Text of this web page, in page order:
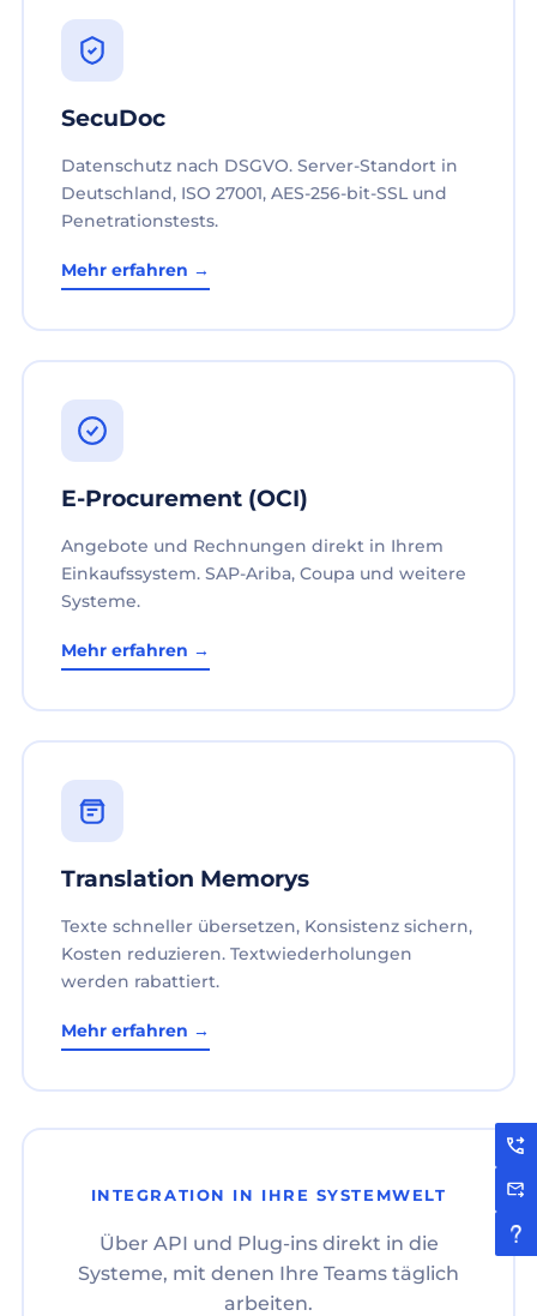
SecuDoc
Datenschutz nach DSGVO. Server-Standort in
Deutschland, ISO 27001, AES-256-bit-SSL und
Penetrationstests.
Mehr erfahren →
E-Procurement (OCI)
Angebote und Rechnungen direkt in Ihrem
Einkaufssystem. SAP-Ariba, Coupa und weitere
Systeme.
Mehr erfahren →
Translation Memorys
Texte schneller übersetzen, Konsistenz sichern,
Kosten reduzieren. Textwiederholungen
werden rabattiert.
Mehr erfahren →
INTEGRATION IN IHRE SYSTEMWELT
Über API und Plug-ins direkt in die
Systeme, mit denen Ihre Teams täglich
arbeiten.